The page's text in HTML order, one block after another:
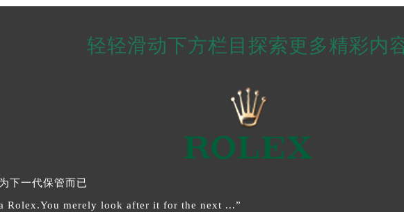
轻轻滑动下方栏目探索更多精彩内
下一代保管而已
Rolex.You merely look after it for the next ...”